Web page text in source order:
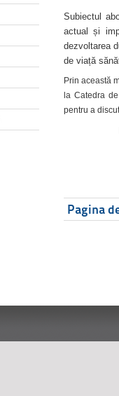
Subiectul
actual și
dezvoltarea
de viață
Prin această
la Catedra
pentru a
Pagina